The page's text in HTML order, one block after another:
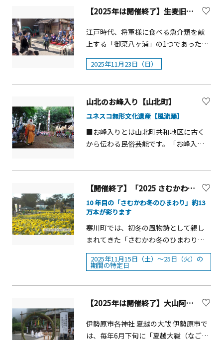
ューザ川崎シンフォニーホール4階
&lt;10：00～19：00&gt;・川崎駅北口
かわさき きたテラス観光案内所窓口：
川崎市川崎区駅前本町26-1 アトレ川崎
祝日9：00～19：00&gt;・川崎能楽堂
大本山川崎大師平間寺窓口：（U25チケ
ット取扱なし)&lt;9：00～15：
持って川崎大師周辺を巡ろう！！川崎
大師薪能のチケットをお見せいただく
崎大師仲見世通会の協力店舗でお得な
サービス特典を受けられます。協力店
舗やサービス内容などの情報はウェブ
ページをご確認ください。【お問い合
係 電話／044-272-7366（平日9:00～
17:00）
当協会ホームページで発表
があります。※荒天・増水の場合は滝
修行体験を中止し、護摩行体験に変更
します。※滝修行体験が中止の場合も
所からはすべてバスで移動します。※
本厚木駅北口から集合場所までご案内
します。参加費：15,000円（税込）※
保険料、食事代含む
Area」「Xmas Tree Area(クリスマス
ツリーエリア)」には、巨大なホワイト
クリスマスツリーが登場。温かみのあ
るウォームホワイトのLEDで光の演出
ア)」には横浜公園らしい大きな星型の
年11月21日(金)から12月25日(木)まで
の35日間、週替わりでさまざまなテー
ストやパフォーマーが登場し会場を盛
り上げます。■Kids Area「Kids
芝を設置し、お子さまが普段公園に遊
びに来たときのように体を動かして遊
「サンタの家までたどり着く迷路」
せ！」など、つい遊びたくなる仕掛け
を掲示予定です。 レゴ&reg;ブロック
プレイグラウンド！人工芝が敷かれた
Kids Areaの一部に、レゴ&reg;ブロッ
のお子さまでも遊べるレゴ&reg;デュプ
す。。 ■Hutte Town Area「Hutte
会場となります。当日は、町内各地区
による囃子の演奏にのせて、相州神輿
ならではの「どっこい どっこい」の掛
け声とともに、神輿が会場に次々と到
着します。また、本物そっくりに色づ
けした段ボールのお神輿を実際に担い
で歩く「こども 神輿担ぎ体験」や「ミ
ニ縁日」、6年ぶりにステージイベント
が復活し、キッチンカーの出店もござ
います。小さなお子さまから「祭」を
体感いただくことで、脈々と息づく寒
ることも、大切な目的としておりま
「さむかわ神輿まつり」を、ぜひご家
族そろってお楽しみください。第11回
さむかわ神輿まつり 概要■開催日：
2025年7月21日（月・祝） 海の日■
時 間：9:00～15:00■場 所：寒川町
町役場中庭■主 催：さむかわ神輿ま
つり実行委員会&nbsp;
【2025年は開催終了】生麦旧東海道祭りとアナゴ
江戸時代、将軍様に食べる魚介類を献
上する「御菜八ヶ浦」の1つであった生
麦では、大人から子どもまで楽しめる
食のイベント「生麦旧東海道まつり」
2025年11月23日（日）
山北のお峰入り【山北町】
ユネスコ無形文化遺産【風流踊】
■お峰入りとは山北町共和地区に古く
から伝わる民俗芸能です。「お峰入
に宗良親王が河村城に難を逃れた時か
ら始まったという伝承もあり、笛・太
鼓の調べや歌詞は万葉の時代を感じさ
せます。■演技は8種類11演目天狗、獅
子、おかめ、山伏、太鼓、笛などの役
を約80名の男性が演じます。歌や踊り
はすべて口伝えで伝承されています。
近年では山北のお峰入りは概ね５年ご
とに公演されています。最近では2023
【開催終了】「2025 さむかわ冬のひまわり」
10 年目の「さむかわ冬のひまわり」約13
万本が彩ります
寒川町では、初冬の風物詩として親し
まれてきた「さむかわ冬のひまわり」
が今年も開催されます。温暖で穏やか
な気候を活かし、冬に温もりを感じて
り「さむかわ冬のひまわり」がスター
トし、今年で10年目を迎えました。町
りの魅力をご覧いただけます。 「さむ
かわ冬のひまわりfestival」が開催され
2025年11月15日（土）～25日（火）の
期間の特定日
【2025年は開催終了】大山阿夫利神社・三之宮比々多神社・伊勢原大神宮 「夏越の大祓」【伊勢原市】
伊勢原市各神社 夏越の大祓 伊勢原市で
は、毎年6月下旬に「夏越大祓（なごし